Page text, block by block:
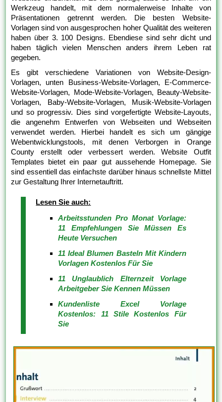
Werkzeug handelt, mit dem normalerweise Inhalte von
Präsentationen getrennt werden. Die besten Website-
Vorlagen sind von ausgesprochen hoher Qualität des weiteren
haben über 3. 100 Designs. Ebendiese sind sehr dicht und
haben täglich vielen Menschen anders ihrem Leben rat
gegeben.
Es gibt verschiedene Variationen von Website-Design-
Vorlagen, unten Business-Website-Vorlagen, E-Commerce-
Website-Vorlagen, Mode-Website-Vorlagen, Beauty-Website-
Vorlagen, Baby-Website-Vorlagen, Musik-Website-Vorlagen
und so progressiv. Dies sind vorgefertigte Website-Layouts,
die angenehm Entwerfen von Webseiten und Webseiten
verwendet werden. Hierbei handelt es sich um gängige
Webentwicklungstools, mit denen Verborgen in Orange
County erstellt oder verbessert werden. Website Outfit
Templates bietet ein paar gut aussehende Homepage. Sie
sind essentiell das einfachste darüber hinaus schnellste Mittel
zur Gestaltung Ihrer Internetauftritt.
Lesen Sie auch:
Arbeitsstunden Pro Monat Vorlage:
11 Empfehlungen Sie Müssen Es
Heute Versuchen
11 Ideal Blumen Basteln Mit Kindern
Vorlagen Kostenlos Für Sie
11 Unglaublich Elternzeit Vorlage
Arbeitgeber Sie Kennen Müssen
Kundenliste Excel Vorlage
Kostenlos: 11 Stile Kostenlos Für
Sie